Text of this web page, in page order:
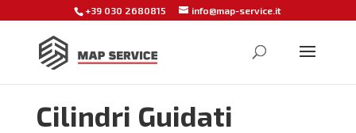
+39 030 2680815 info@map-service.it
Cilindri Guidati